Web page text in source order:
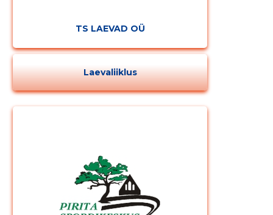
TS LAEVAD OÜ
Laevaliiklus